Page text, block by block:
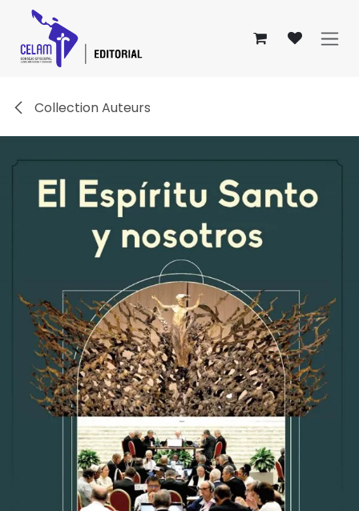
Se rendre au contenu
Collection Auteurs